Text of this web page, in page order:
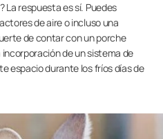
La respuesta es sí. Puedes
de aire o incluso una
de contar con un porche
de un sistema de
espacio durante los fríos días de